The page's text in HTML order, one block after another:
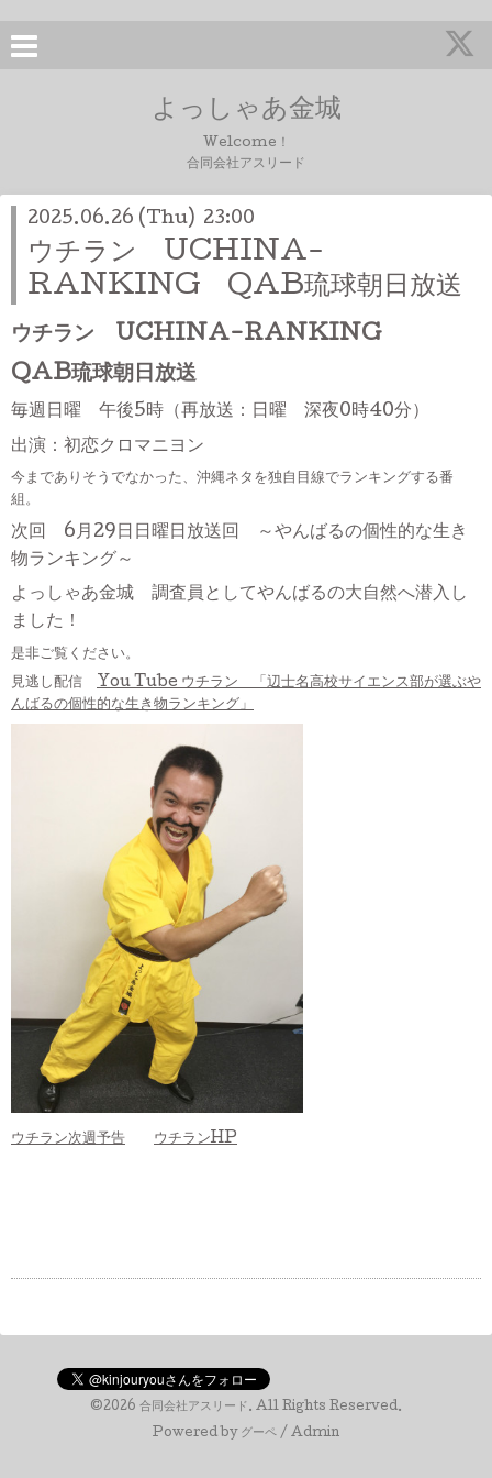
よっしゃあ金城
Welcome！
合同会社アスリード
2025.06.26 (Thu) 23:00
ウチラン UCHINA-
RANKING QAB琉球朝日放送
ウチラン UCHINA-RANKING
QAB琉球朝日放送
毎週日曜 午後5時（再放送：日曜 深夜0時40分）
出演：初恋クロマニヨン
今までありそうでなかった、沖縄ネタを独自目線でランキングする番
組。
次回 6月29日日曜日放送回 ～やんばるの個性的な生き
物ランキング～
よっしゃあ金城 調査員としてやんばるの大自然へ潜入し
ました！
是非ご覧ください。
見逃し配信
You Tube ウチラン 「辺士名高校サイエンス部が選ぶや
んばるの個性的な生き物ランキング」
ウチラン次週予告 ウチランHP
©2026 合同会社アスリード . All Rights Reserved.
Powered by グーペ / Admin